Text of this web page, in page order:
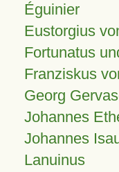
Éguinier
Eustorgius
Fortunatus
Franziskus
Georg
Johannes
Johannes
Lanuinus